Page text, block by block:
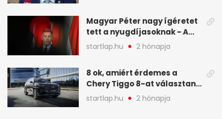
Magyar Péter nagy ígéretet
tett a nyugdíjasoknak - A
hét legfontosabb hírei
képekben
startlap.hu 2 hónapja
8 ok, amiért érdemes a
Chery Tiggo 8-at választani!
(X)
startlap.hu 2 hónapja